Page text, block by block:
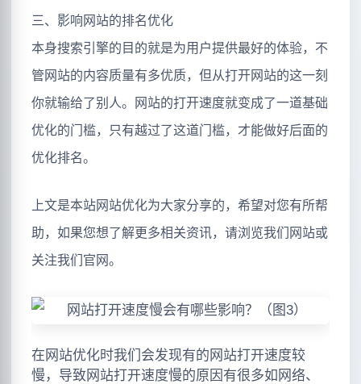
三、影响网站的排名优化
本身搜索引擎的目的就是为用户提供最好的体验，不
管网站的内容质量有多优质，但从打开网站的这一刻
你就输给了别人。网站的打开速度就变成了一道基础
优化的门槛，只有越过了这道门槛，才能做好后面的
优化排名。
上文是本站网站优化为大家分享的，希望对您有所帮
助，如果您想了解更多相关资讯，请浏览我们网站或
关注我们官网。
在网站优化时我们会发现有的网站打开速度较
慢，导致网站打开速度慢的原因有很多如网络、